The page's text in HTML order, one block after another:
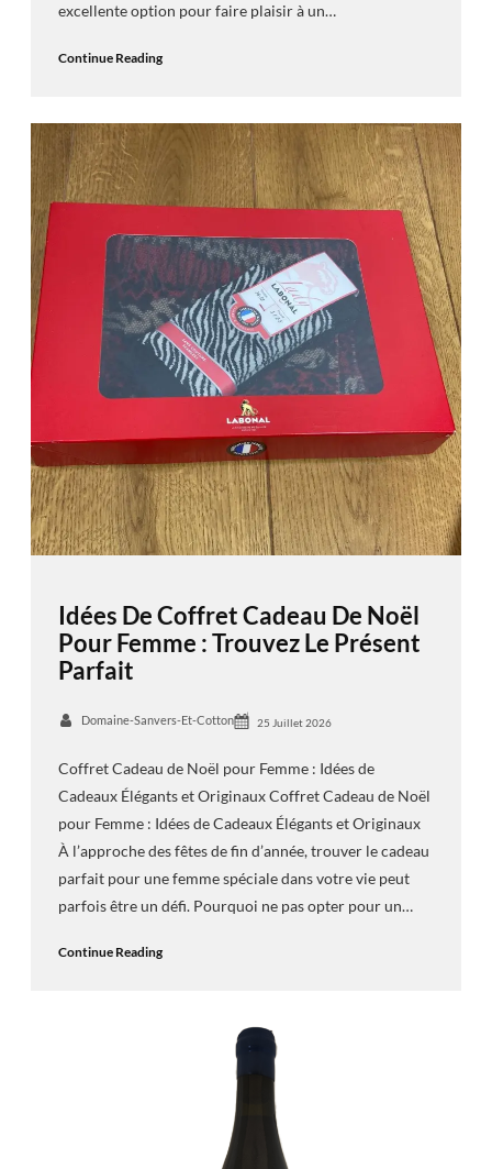
excellente option pour faire plaisir à un…
Continue Reading
Idées De Coffret Cadeau De Noël
Pour Femme : Trouvez Le Présent
Parfait
Domaine-Sanvers-Et-Cotton 25 Juillet 2026
Coffret Cadeau de Noël pour Femme : Idées de
Cadeaux Élégants et Originaux Coffret Cadeau de Noël
pour Femme : Idées de Cadeaux Élégants et Originaux
À l’approche des fêtes de fin d’année, trouver le cadeau
parfait pour une femme spéciale dans votre vie peut
parfois être un défi. Pourquoi ne pas opter pour un…
Continue Reading